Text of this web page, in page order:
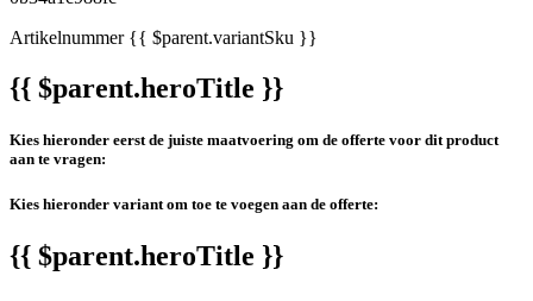
Artikelnummer{{ $parent.variantSku }}
{{ $parent.heroTitle }}
Kies hieronder eerst de juiste maatvoering om de offerte voor dit product
aan te vragen:
Kies hieronder variant om toe te voegen aan de offerte:
{{ $parent.heroTitle }}